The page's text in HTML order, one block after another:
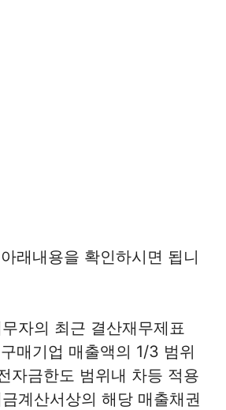
래내용을 확인하시면 됩니
자의 최근 결산재무제표
매기업 매출액의 1/3 범위
자금한도 범위내 차등 적용
계산서상의 해당 매출채권